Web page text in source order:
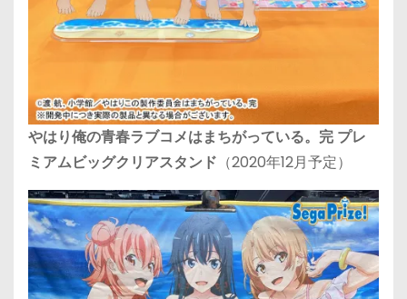
やはり俺の⻘春ラブコメはまちがっている。完 プレ
ミアムビッグクリアスタンド （2020年12月予定）